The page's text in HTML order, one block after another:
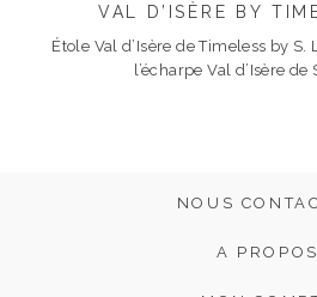
VAL D’ISÈRE BY
Étole Val d’Isère de Timeless by S.
l’écharpe Val d’Isère de
NOUS
A PROPOS